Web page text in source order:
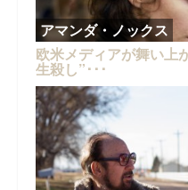
アマンダ・ノックス
欧米メディアが舞い上
生殺し”･･･